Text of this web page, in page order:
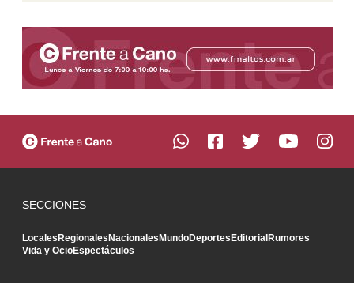
SECCIONES
LocalesRegionalesNacionalesMundoDeportesEditorialRumores
Vida y OcioEspectáculos